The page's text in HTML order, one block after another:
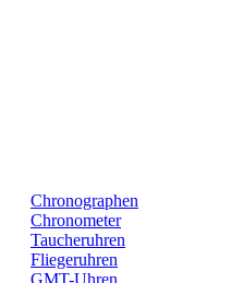
Chronographen
Chronometer
Taucheruhren
Fliegeruhren
GMT-Uhren